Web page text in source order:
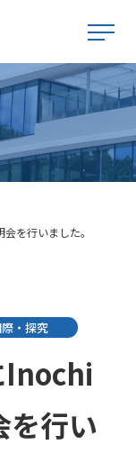
を行いました。
・探究
Inochi
を行い